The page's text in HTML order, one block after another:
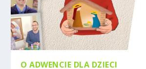
O ADWENCIE DLA DZIECI